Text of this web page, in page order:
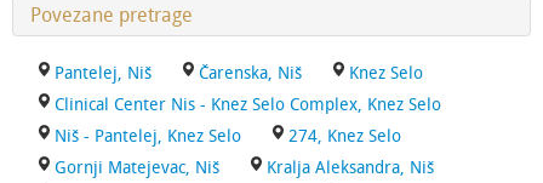
Povezane pretrage
Pantelej, Niš Čarenska, Niš
Knez Selo
Clinical Center Nis - Knez Selo Complex, Knez Selo
Niš - Pantelej, Knez Selo
274, Knez Selo
Gornji Matejevac, Niš
Kralja Aleksandra, Niš